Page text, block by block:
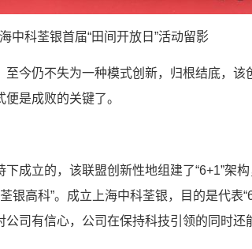
海中科荃银首届“田间开放日”活动留影
今仍不失为一种模式创新，归根结底，
是成败的关键了。
成立的，该联盟创新性地组建了“6+1”架
银高科”。成立上海中科荃银，目的是代
司有信心，公司在保持科技引领的同时